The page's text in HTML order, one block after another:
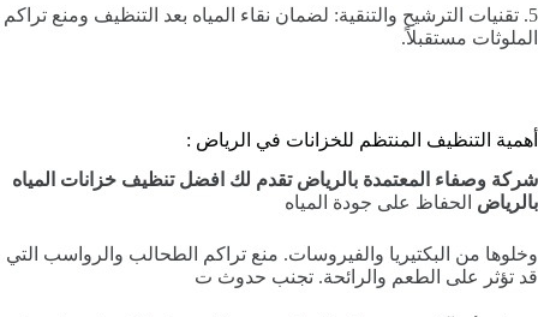
5. تقنيات الترشيح والتنقية: لضمان نقاء المياه بعد التنظيف ومنع تراكم
الملوثات مستقبلاً.
أهمية التنظيف المنتظم للخزانات في الرياض :
شركة وصفاء المعتمدة بالرياض تقدم لك افضل تنظيف خزانات المياه
بالرياض الحفاظ على جودة المياه
وخلوها من البكتيريا والفيروسات. منع تراكم الطحالب والرواسب التي
قد تؤثر على الطعم والرائحة. تجنب حدوث ت